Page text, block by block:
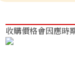
收購價格會因應時